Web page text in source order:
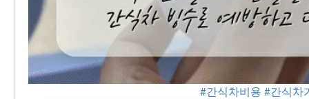
#간식차비용 #간식차